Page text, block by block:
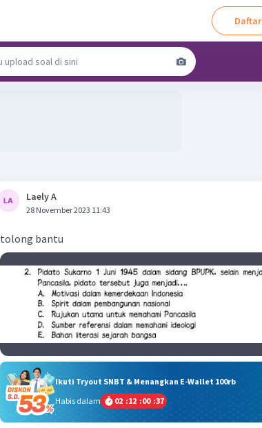
Daftar
Laely A
28 November 2023 11:43
tolong bantu
Ikuti Tryout SNBT & Menangkan E-Wallet 100rb
Habis dalam
02 :12 :00 :37